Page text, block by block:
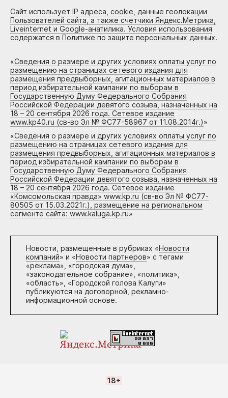
Сайт использует IP адреса, cookie, данные геолокации
Пользователей сайта, а также счетчики Яндекс.Метрика,
Liveinternet и Google-анатилика. Условия использования
содержатся в Политике по защите персональных данных.
«Сведения о размере и других условиях оплаты услуг по
размещению на страницах сетевого издания для
размещения предвыборных, агитационных материалов в
период избирательной кампании по выборам в
Государственную Думу Федерального Собрания
Российской Федерации девятого созыва, назначенных на
18 – 20 сентября 2026 года. Сетевое издание
www.kp40.ru (св-во Эл № ФС77-58967 от 11.08.2014г.)»
«Сведения о размере и других условиях оплаты услуг по
размещению на страницах сетевого издания для
размещения предвыборных, агитационных материалов в
период избирательной кампании по выборам в
Государственную Думу Федерального Собрания
Российской Федерации девятого созыва, назначенных на
18 – 20 сентября 2026 года. Сетевое издание
«Комсомольская правда» www.kp.ru (св-во Эл № ФС77-
80505 от 15.03.2021г.), размещение на региональном
сегменте сайта: www.kaluga.kp.ru»
Новости, размещенные в рубриках «Новости
компаний» и «Новости партнеров» с тегами
«реклама», «городская дума»,
«законодательное собрание», «политика»,
«область», «Городской голова Калуги»
публикуются на договорной, рекламно-
информационной основе.
18+